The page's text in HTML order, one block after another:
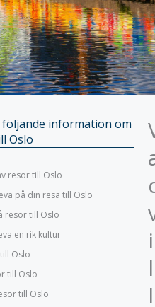
information om
Oslo
resor till Oslo
på din resa till Oslo
resor till Oslo
en rik kultur
Oslo
till Oslo
till Oslo
i
l
l